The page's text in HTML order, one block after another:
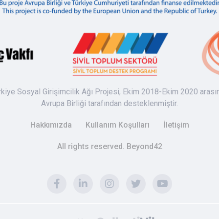
Sosyal Girişimcilik Ağı Projesi, Ekim 2018-Ekim 2020
Avrupa Birliği tarafından desteklenmiştir.
Hakkımızda Kullanım Koşulları İletişim
All rights reserved. Beyond42